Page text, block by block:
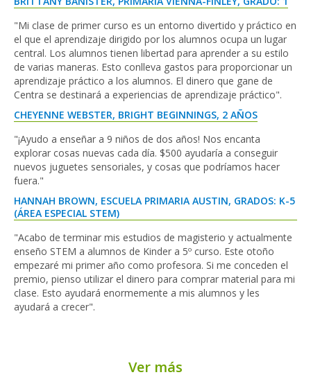
"Mi clase de primer curso es un entorno divertido y práctico en
el que el aprendizaje dirigido por los alumnos ocupa un lugar
central. Los alumnos tienen libertad para aprender a su estilo
de varias maneras. Esto conlleva gastos para proporcionar un
aprendizaje práctico a los alumnos. El dinero que gane de
Centra se destinará a experiencias de aprendizaje práctico".
CHEYENNE WEBSTER, BRIGHT BEGINNINGS, 2 AÑOS
"¡Ayudo a enseñar a 9 niños de dos años! Nos encanta
explorar cosas nuevas cada día. $500 ayudaría a conseguir
nuevos juguetes sensoriales, y cosas que podríamos hacer
fuera."
HANNAH BROWN, ESCUELA PRIMARIA AUSTIN, GRADOS: K-5
(ÁREA ESPECIAL STEM)
"Acabo de terminar mis estudios de magisterio y actualmente
enseño STEM a alumnos de Kinder a 5º curso. Este otoño
empezaré mi primer año como profesora. Si me conceden el
premio, pienso utilizar el dinero para comprar material para mi
clase. Esto ayudará enormemente a mis alumnos y les
ayudará a crecer".
Ver más